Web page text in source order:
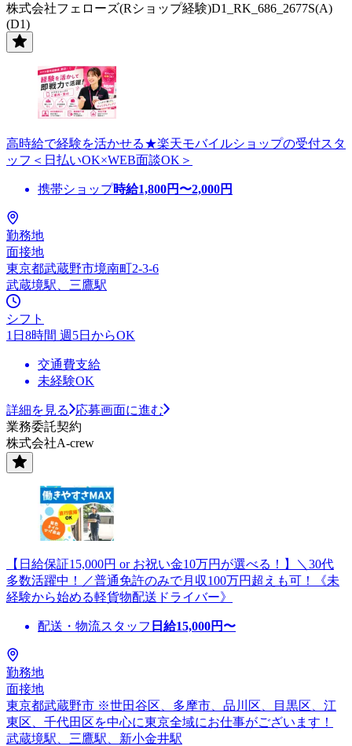
株式会社フェローズ(Rショップ経験)D1_RK_686_2677S(A)
(D1)
高時給で経験を活かせる★楽天モバイルショップの受付スタ
ッフ＜日払いOK×WEB面談OK＞
携帯ショップ時給1,800円〜2,000円
勤務地
面接地
東京都武蔵野市境南町2-3-6
武蔵境駅、三鷹駅
シフト
1日8時間 週5日からOK
交通費支給
未経験OK
詳細を見る
応募画面に進む
業務委託契約
株式会社A-crew
【日給保証15,000円 or お祝い金10万円が選べる！】＼30代
多数活躍中！／普通免許のみで月収100万円超えも可！《未
経験から始める軽貨物配送ドライバー》
配送・物流スタッフ 日給15,000円〜
勤務地
面接地
東京都武蔵野市 ※世田谷区、多摩市、品川区、目黒区、江
東区、千代田区を中心に東京全域にお仕事がございます！
武蔵境駅、三鷹駅、新小金井駅